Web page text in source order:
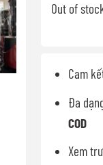
Out of
Cam
Đa
COD
Xem